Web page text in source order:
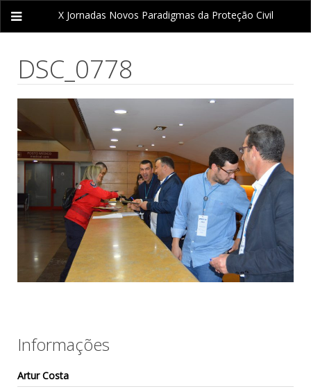
X Jornadas Novos Paradigmas da Proteção Civil
DSC_0778
Informações
Artur Costa